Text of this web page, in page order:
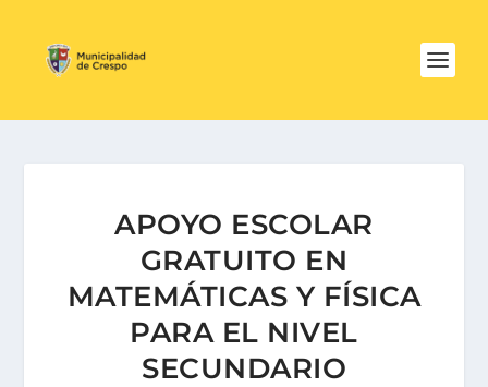
APOYO ESCOLAR
GRATUITO EN
MATEMÁTICAS Y FÍSICA
PARA EL NIVEL
SECUNDARIO